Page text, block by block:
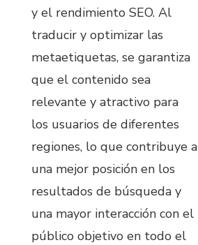
y el rendimiento SEO. Al
traducir y optimizar las
metaetiquetas, se garantiza
que el contenido sea
relevante y atractivo para
los usuarios de diferentes
regiones, lo que contribuye a
una mejor posición en los
resultados de búsqueda y
una mayor interacción con el
público objetivo en todo el